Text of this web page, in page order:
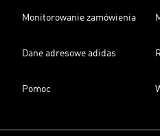
Monitorowanie zamówienia
Dane adresowe adidas
Pomoc